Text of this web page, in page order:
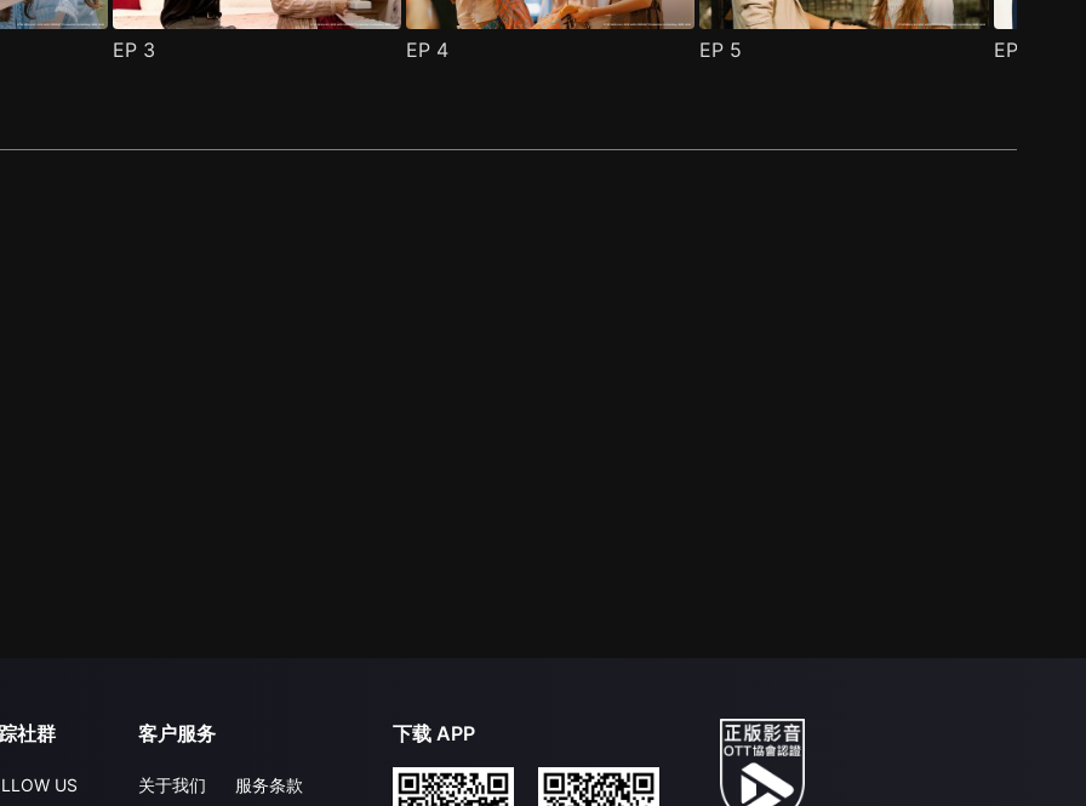
EP 3 EP 4 EP 5 EP
社群
US
客户服务
关于我们 服务条款
下载 APP